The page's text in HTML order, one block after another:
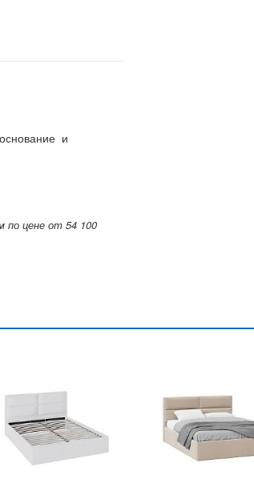
и
цене от 54 100